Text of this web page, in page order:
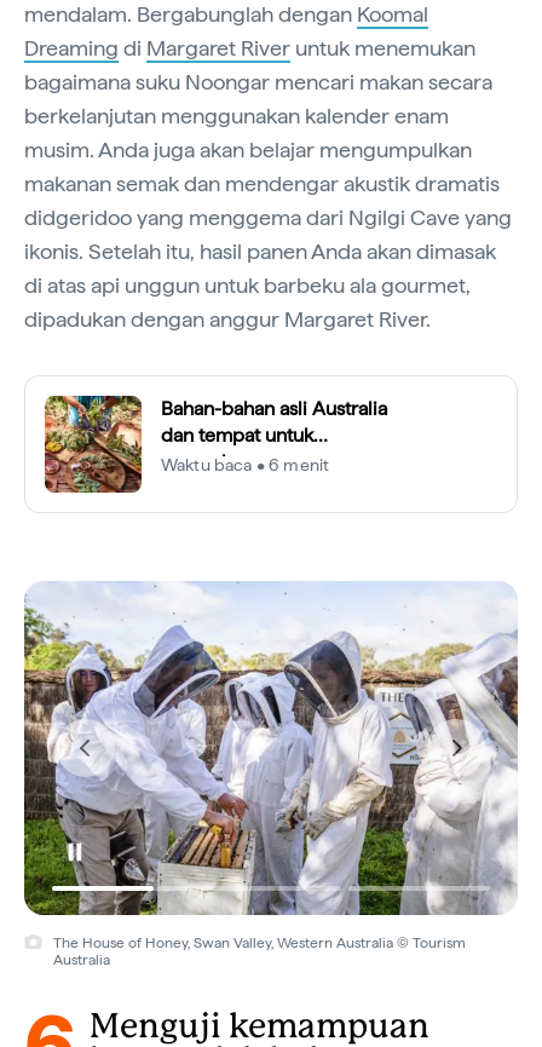
mendalam. Bergabunglah dengan Koomal
Dreaming di Margaret River untuk menemukan
bagaimana suku Noongar mencari makan secara
berkelanjutan menggunakan kalender enam
musim. Anda juga akan belajar mengumpulkan
makanan semak dan mendengar akustik dramatis
didgeridoo yang menggema dari Ngilgi Cave yang
ikonis. Setelah itu, hasil panen Anda akan dimasak
di atas api unggun untuk barbeku ala gourmet,
dipadukan dengan anggur Margaret River.
Bahan-bahan asli Australia
dan tempat untuk
mencobanya
Waktu baca • 6 menit
The House of Honey, Swan Valley, Western Australia © Tourism
Australia
Menguji kemampuan